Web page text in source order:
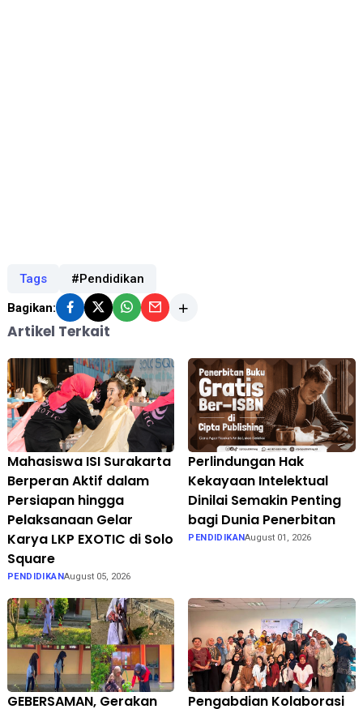
Tags #Pendidikan
Bagikan:
Artikel Terkait
Mahasiswa ISI Surakarta
Berperan Aktif dalam
Persiapan hingga
Pelaksanaan Gelar
Karya LKP EXOTIC di Solo
Square
PENDIDIKANAugust 05, 2026
Perlindungan Hak
Kekayaan Intelektual
Dinilai Semakin Penting
bagi Dunia Penerbitan
PENDIDIKANAugust 01, 2026
GEBERSAMAN, Gerakan
Pengabdian Kolaborasi